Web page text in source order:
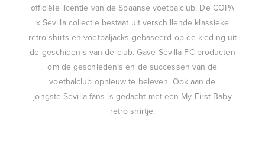
officiële licentie van de Spaanse voetbalclub. De COPA
x Sevilla collectie bestaat uit verschillende klassieke
retro shirts en voetbaljacks gebaseerd op de kleding uit
de geschidenis van de club. Gave Sevilla FC producten
om de geschiedenis en de successen van de
voetbalclub opnieuw te beleven. Ook aan de
jongste Sevilla fans is gedacht met een My First Baby
retro shirtje.